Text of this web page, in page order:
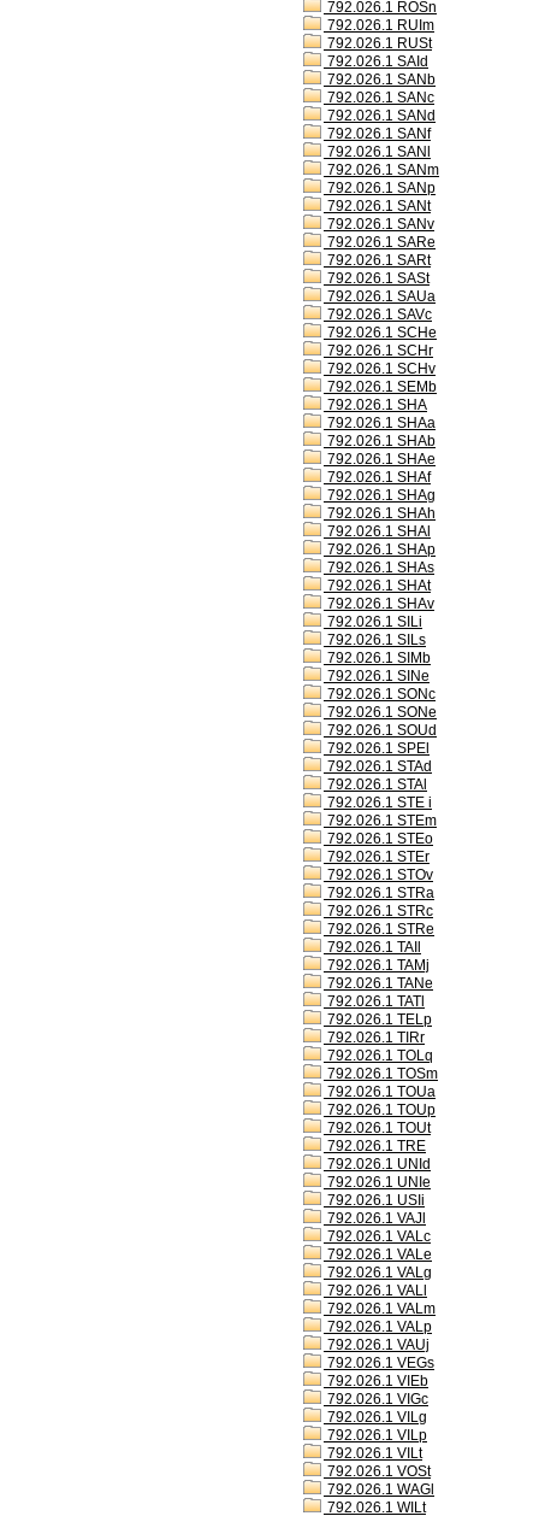
792.026.1 ROSn
792.026.1 RUIm
792.026.1 RUSt
792.026.1 SAId
792.026.1 SANb
792.026.1 SANc
792.026.1 SANd
792.026.1 SANf
792.026.1 SANl
792.026.1 SANm
792.026.1 SANp
792.026.1 SANt
792.026.1 SANv
792.026.1 SARe
792.026.1 SARt
792.026.1 SASt
792.026.1 SAUa
792.026.1 SAVc
792.026.1 SCHe
792.026.1 SCHr
792.026.1 SCHv
792.026.1 SEMb
792.026.1 SHA
792.026.1 SHAa
792.026.1 SHAb
792.026.1 SHAe
792.026.1 SHAf
792.026.1 SHAg
792.026.1 SHAh
792.026.1 SHAl
792.026.1 SHAp
792.026.1 SHAs
792.026.1 SHAt
792.026.1 SHAv
792.026.1 SILi
792.026.1 SILs
792.026.1 SIMb
792.026.1 SINe
792.026.1 SONc
792.026.1 SONe
792.026.1 SOUd
792.026.1 SPEl
792.026.1 STAd
792.026.1 STAl
792.026.1 STE i
792.026.1 STEm
792.026.1 STEo
792.026.1 STEr
792.026.1 STOv
792.026.1 STRa
792.026.1 STRc
792.026.1 STRe
792.026.1 TAIl
792.026.1 TAMj
792.026.1 TANe
792.026.1 TATl
792.026.1 TELp
792.026.1 TIRr
792.026.1 TOLq
792.026.1 TOSm
792.026.1 TOUa
792.026.1 TOUp
792.026.1 TOUt
792.026.1 TRE
792.026.1 UNId
792.026.1 UNIe
792.026.1 USIi
792.026.1 VAJl
792.026.1 VALc
792.026.1 VALe
792.026.1 VALg
792.026.1 VALl
792.026.1 VALm
792.026.1 VALp
792.026.1 VAUj
792.026.1 VEGs
792.026.1 VIEb
792.026.1 VIGc
792.026.1 VILg
792.026.1 VILp
792.026.1 VILt
792.026.1 VOSt
792.026.1 WAGl
792.026.1 WILt